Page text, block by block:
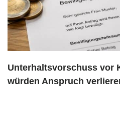
Unterhaltsvorschuss vor
würden Anspruch